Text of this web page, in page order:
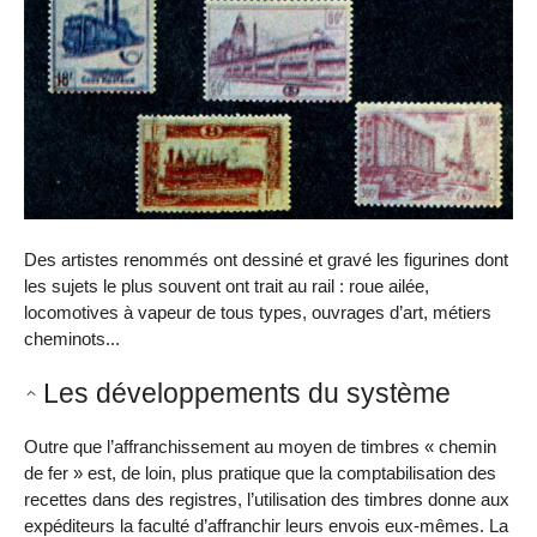
Des artistes renommés ont dessiné et gravé les figurines dont
les sujets le plus souvent ont trait au rail : roue ailée,
locomotives à vapeur de tous types, ouvrages d’art, métiers
cheminots...
Les développements du système
Outre que l’affranchissement au moyen de timbres « chemin
de fer » est, de loin, plus pratique que la comptabilisation des
recettes dans des registres, l’utilisation des timbres donne aux
expéditeurs la faculté d’affranchir leurs envois eux-mêmes. La